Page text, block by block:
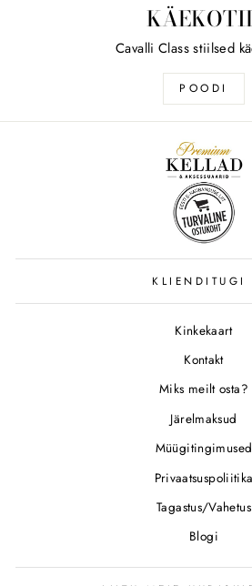
Cavalli Class stiilsed
POODI
KLIENDITUGI
Kinkekaart
Kontakt
Miks meilt osta?
Järelmaksud
Müügitingimused
Privaatsuspoliitika
Tagastus/Vahetus
Blogi